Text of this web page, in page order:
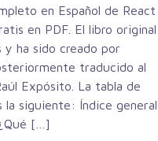
en Español de React
en PDF. El libro original
y ha sido creado por
traducido al
Expósito. La tabla de
la siguiente: Índice general
[…]